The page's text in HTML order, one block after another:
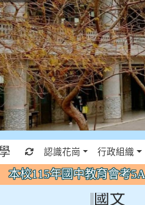
重新取得佈景設定
認識花崗 行政組織
本校115年國中教育會考
115年國中教育
最佳～！
國文